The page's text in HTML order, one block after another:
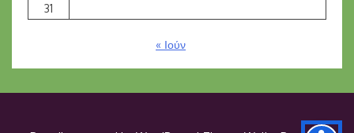
31
« Ιούν